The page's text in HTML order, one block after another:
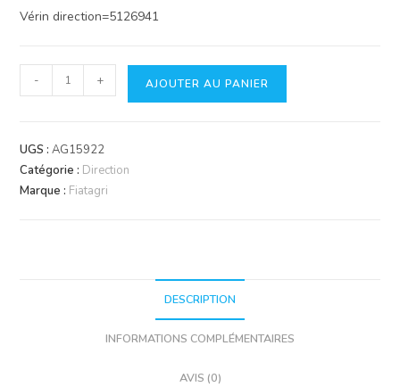
Vérin direction=5126941
quantité
de
direction
- + AJOUTER AU PANIER
UGS :AG15922
Catégorie : Direction
Marque : Fiatagri
DESCRIPTION
INFORMATIONS COMPLÉMENTAIRES
AVIS (0)